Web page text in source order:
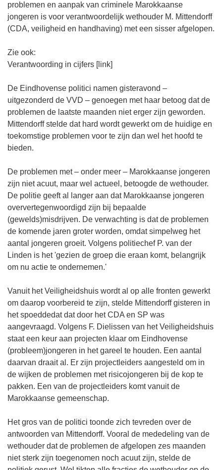
problemen en aanpak van criminele Marokkaanse
jongeren is voor verantwoordelijk wethouder M. Mittendorff
(CDA, veiligheid en handhaving) met een sisser afgelopen.
Zie ook:
Verantwoording in cijfers [link]
De Eindhovense politici namen gisteravond –
uitgezonderd de VVD – genoegen met haar betoog dat de
problemen de laatste maanden niet erger zijn geworden.
Mittendorff stelde dat hard wordt gewerkt om de huidige en
toekomstige problemen voor te zijn dan wel het hoofd te
bieden.
De problemen met – onder meer – Marokkaanse jongeren
zijn niet acuut, maar wel actueel, betoogde de wethouder.
De politie geeft al langer aan dat Marokkaanse jongeren
oververtegenwoordigd zijn bij bepaalde
(gewelds)misdrijven. De verwachting is dat de problemen
de komende jaren groter worden, omdat simpelweg het
aantal jongeren groeit. Volgens politiechef P. van der
Linden is het 'gezien de groep die eraan komt, belangrijk
om nu actie te ondernemen.'
Vanuit het Veiligheidshuis wordt al op alle fronten gewerkt
om daarop voorbereid te zijn, stelde Mittendorff gisteren in
het spoeddedat dat door het CDA en SP was
aangevraagd. Volgens F. Dielissen van het Veiligheidshuis
staat een keur aan projecten klaar om Eindhovense
(probleem)jongeren in het gareel te houden. Een aantal
daarvan draait al. Er zijn projectleiders aangesteld om in
de wijken de problemen met risicojongeren bij de kop te
pakken. Een van de projectleiders komt vanuit de
Marokkaanse gemeenschap.
Het gros van de politici toonde zich tevreden over de
antwoorden van Mittendorff. Vooral de mededeling van de
wethouder dat de problemen de afgelopen zes maanden
niet sterk zijn toegenomen noch acuut zijn, stelde de